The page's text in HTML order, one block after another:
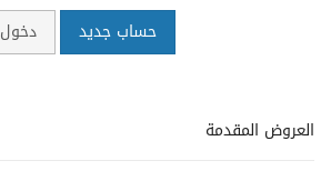
حساب جديد دخول
العروض المقدمة